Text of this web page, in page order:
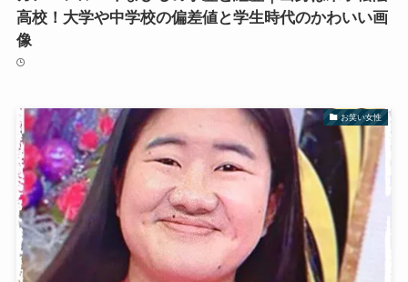
高校！大学や中学校の偏差値と学生時代のかわいい画
像
お笑い女性